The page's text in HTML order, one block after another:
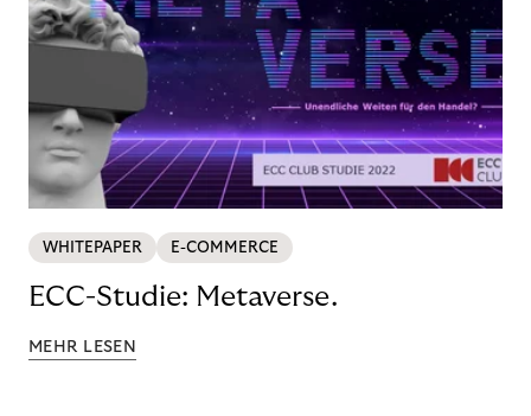
WHITEPAPER E-COMMERCE
ECC-Studie: Metaverse.
MEHR LESEN